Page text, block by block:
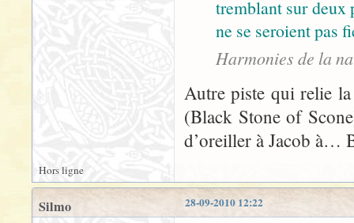
tremblant sur deux
ne se seroient pas
Harmonies de la
Autre piste qui relie
(Black Stone of
d’oreiller à Jacob à…
Hors ligne
28-09-2010 12:22
Silmo